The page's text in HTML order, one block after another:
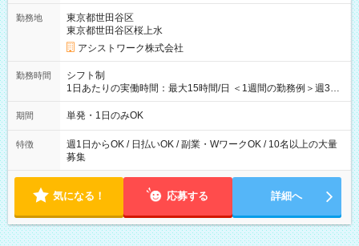
勤務地
東京都世田谷区
東京都世田谷区桜上水
アシストワーク株式会社
勤務時間
シフト制
1日あたりの実働時間：最大15時間/日 ＜1週間の勤務例＞週3回
勤務 勤務：月・水・金 休み：火・木・土・日 好きな時にお仕事
可能です！ ※1日あたりの最大実働時間は日勤、夜勤共に勤務し
期間 単発・1日のみOK
特徴
週1日からOK / 日払いOK / 副業・WワークOK / 10名以上の大量
募集
気になる！ 応募する 詳細へ